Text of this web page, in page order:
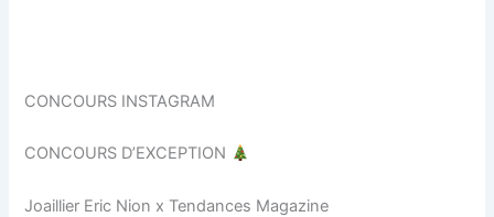
CONCOURS INSTAGRAM
CONCOURS D’EXCEPTION
Joaillier Eric Nion x Tendances Magazine